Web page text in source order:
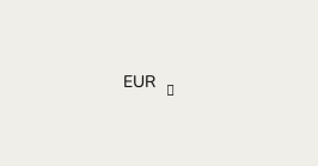
EUR